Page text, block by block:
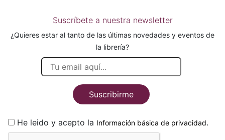
Suscríbete a nuestra newsletter
¿Quieres estar al tanto de las últimas novedades y eventos de
la librería?
Suscribirme
He leido y acepto la Información básica de privacidad.